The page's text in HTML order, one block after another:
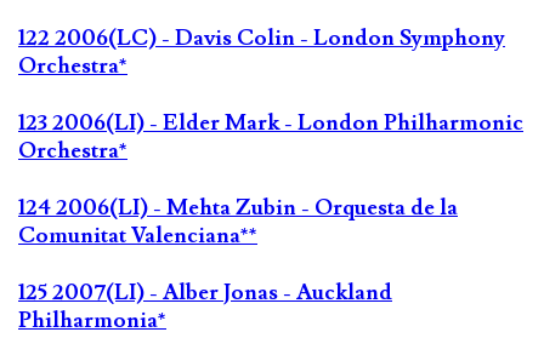
122 2006(LC) - Davis Colin - London Symphony
Orchestra*
123 2006(LI) - Elder Mark - London Philharmonic
Orchestra*
124 2006(LI) - Mehta Zubin - Orquesta de la
Comunitat Valenciana**
125 2007(LI) - Alber Jonas - Auckland
Philharmonia*